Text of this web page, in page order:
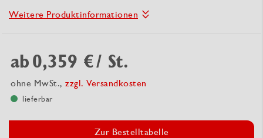
Weitere Produktinformationen
ab0,359 €/ St.
ohne MwSt., zzgl. Versandkosten
lieferbar
Zur Bestelltabelle